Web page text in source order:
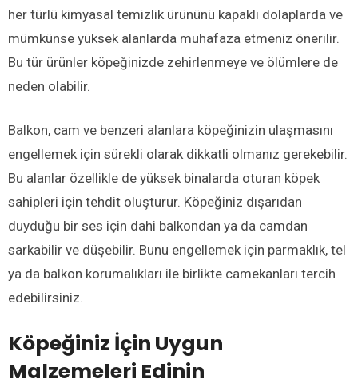
her türlü kimyasal temizlik ürününü kapaklı dolaplarda ve
mümkünse yüksek alanlarda muhafaza etmeniz önerilir.
Bu tür ürünler köpeğinizde zehirlenmeye ve ölümlere de
neden olabilir.
Balkon, cam ve benzeri alanlara köpeğinizin ulaşmasını
engellemek için sürekli olarak dikkatli olmanız gerekebilir.
Bu alanlar özellikle de yüksek binalarda oturan köpek
sahipleri için tehdit oluşturur. Köpeğiniz dışarıdan
duyduğu bir ses için dahi balkondan ya da camdan
sarkabilir ve düşebilir. Bunu engellemek için parmaklık, tel
ya da balkon korumalıkları ile birlikte camekanları tercih
edebilirsiniz.
Köpeğiniz İçin Uygun
Malzemeleri Edinin